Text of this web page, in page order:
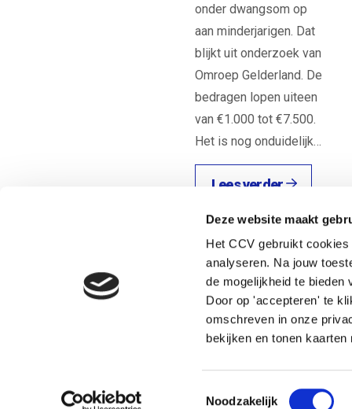
Deze website maakt
Het CCV gebruikt
analyseren. Na jouw
de mogelijkheid te bieden
Door op 'accepteren' te
omschreven in onze
bekijken en tonen kaarten
Toestemmingsselectie
Noodzakelijk
onder dwangsom op
aan minderjarigen. Dat
blijkt uit onderzoek van
Omroep Gelderland. De
bedragen lopen uiteen
van €1.000 tot €7.500.
Het is nog onduidelijk…
Lees verder
Heb je een vraag? Neem direct contact op met Nicole.
Nicole Langeveld
Adviseur jeugdcriminaliteit, Veiligheid en